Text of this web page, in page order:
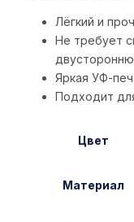
Лёгкий и
Не требует
Яркая УФ-
Подходит
Цвет
Материал